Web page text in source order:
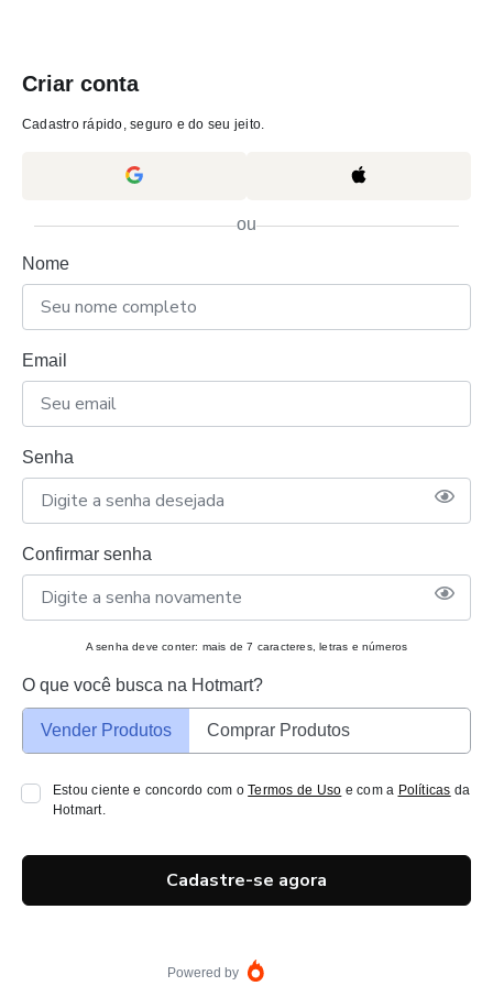
Criar conta
Cadastro rápido, seguro e do seu jeito.
ou
Nome
Email
Senha
Confirmar senha
A senha deve conter: mais de 7 caracteres, letras e números
O que você busca na Hotmart?
Vender Produtos Comprar Produtos
Estou ciente e concordo com oTermos de Uso e com a Políticas da
Hotmart.
Cadastre-se agora
Powered by